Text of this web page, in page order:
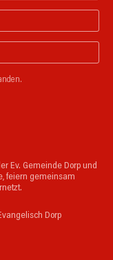
Ev. Gemeinde Dorp und
feiern gemeinsam